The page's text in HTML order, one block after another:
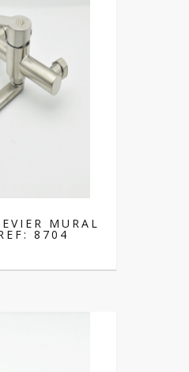
MURAL
8704